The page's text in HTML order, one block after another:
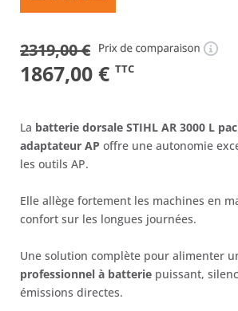
2319,00€
Le
initial
était :
2319,00 €.
1867,00 €Le
actuel
est :
TTC
La batterie dorsale STIHL AR 3000 L
adaptateur AP offre une autonomie
les outils AP.
Elle allège fortement les machines en
confort sur les longues journées.
Une solution complète pour alimenter
professionnel à batterie puissant,
émissions directes.